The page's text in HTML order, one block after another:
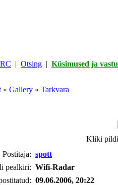
| Otsing | Küsimused ja
» Gallery » Tarkvara
Kliki
Postitaja: spott
pealkiri: Wifi-Radar
09.06.2006, 20:22